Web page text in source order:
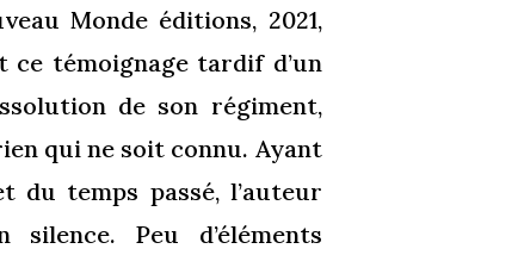
Monde éditions, 2021,
ce témoignage tardif d’un
de son régiment,
qui ne soit connu. Ayant
du temps passé, l’auteur
Peu d’éléments